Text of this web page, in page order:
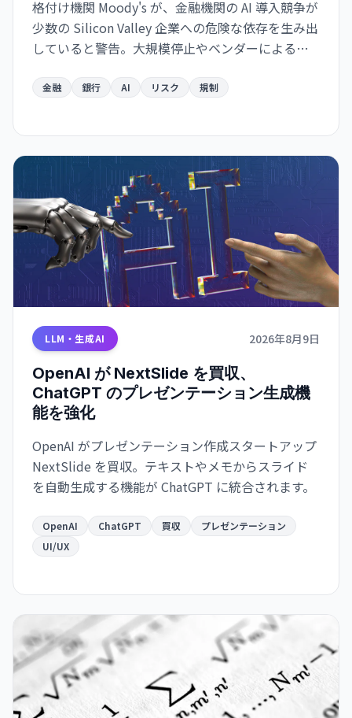
格付け機関 Moody's が、金融機関の AI 導入競争が
少数の Silicon Valley 企業への危険な依存を生み出
していると警告。大規模停止やベンダーによる価
金融システムのリスク要因になり得ると指摘し
金融 銀行 AI リスク 規制
LLM・生成AI 2026年8月9日
OpenAI が NextSlide を買収、
ChatGPT のプレゼンテーション生成機
能を強化
OpenAI がプレゼンテーション作成スタートアップ
NextSlide を買収。テキストやメモからスライド
を自動生成する機能が ChatGPT に統合されます。
OpenAI ChatGPT 買収
プレゼンテーション
UI/UX